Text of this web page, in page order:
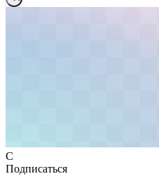
С
Подписаться